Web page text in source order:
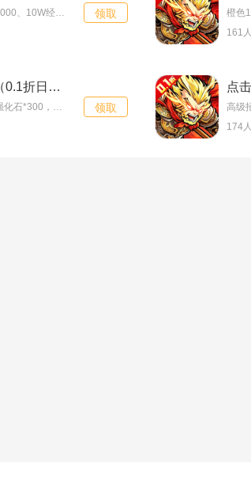
领取
161
点击冒险之旅（0.1折日增百抽福利版）专属礼包
领取
174